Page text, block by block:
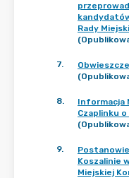
Rady
7.
8.
Informacja
Czaplinku
9.
Koszalinie
Miejskiej